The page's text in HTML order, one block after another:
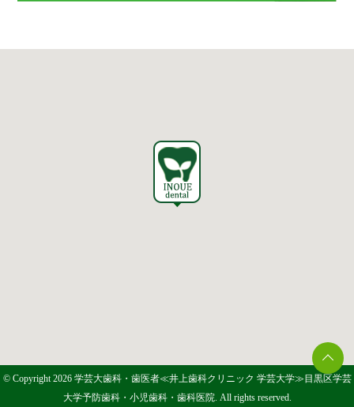
© Copyright 2026 学芸大歯科・歯医者≪井上歯科クリニック 学芸大学≫目黒区学芸
大学予防歯科・小児歯科・歯科医院. All rights reserved.